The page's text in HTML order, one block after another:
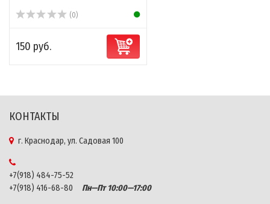
(0)
150 руб.
КОНТАКТЫ
г. Краснодар, ул. Садовая 100
+7(918) 484-75-52
+7(918) 416-68-80
Пн—Пт 10:00—17:00